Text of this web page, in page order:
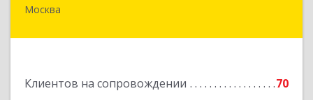
Москва
Клиентов на сопровождении
70
123112, Москва г, вн.тер.г. муниципальный
Подробнее